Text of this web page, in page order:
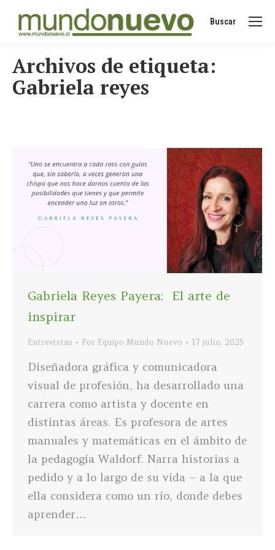
Buscar:
Buscar
Archivos de etiqueta:
Gabriela reyes
Gabriela Reyes Payera: El arte de
inspirar
Entrevistas Por Equipo Mundo Nuevo 17 julio, 2025
Diseñadora gráfica y comunicadora
visual de profesión, ha desarrollado una
carrera como artista y docente en
distintas áreas. Es profesora de artes
manuales y matemáticas en el ámbito de
la pedagogía Waldorf. Narra historias a
pedido y a lo largo de su vida – a la que
ella considera como un río, donde debes
aprender…